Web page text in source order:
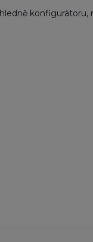
konfigurátoru,